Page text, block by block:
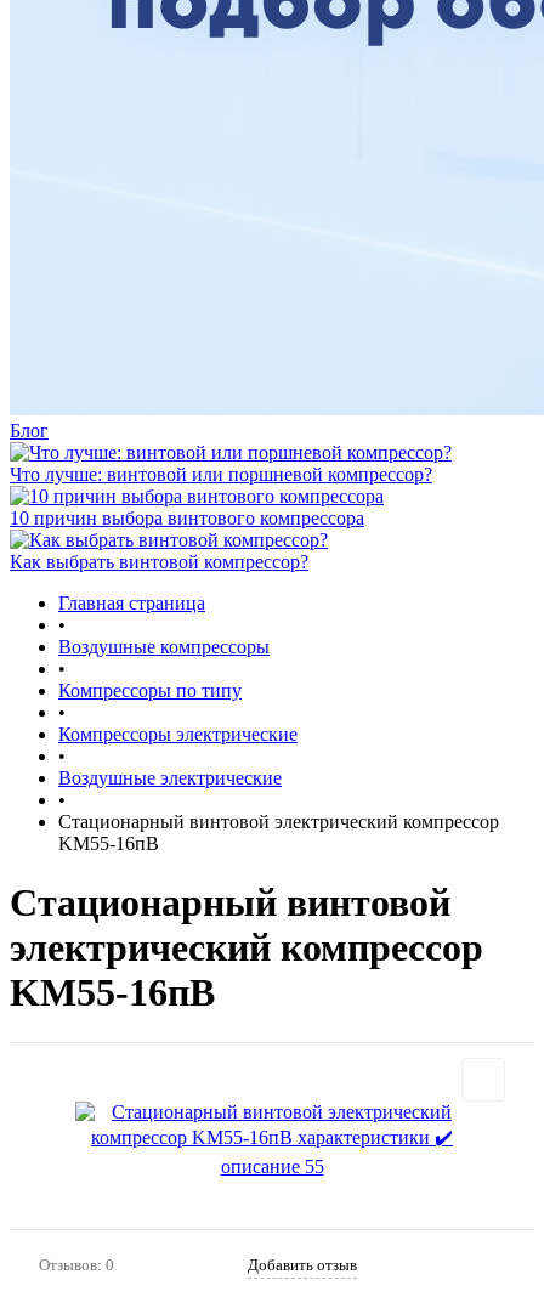
Блог
Что лучше: винтовой или поршневой компрессор?
10 причин выбора винтового компрессора
Как выбрать винтовой компрессор?
Главная страница
•
Воздушные компрессоры
•
Компрессоры по типу
•
Компрессоры электрические
•
Воздушные электрические
•
Стационарный винтовой электрический компрессор
KM55-16пВ
Стационарный винтовой
электрический компрессор
KM55-16пВ
Отзывов: 0 Добавить отзыв